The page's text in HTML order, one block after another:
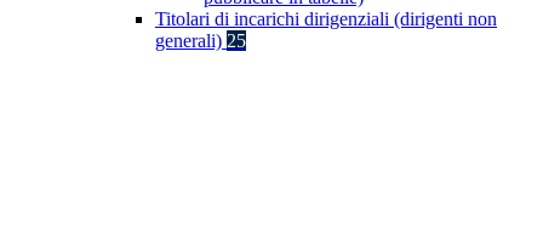
Titolari di incarichi dirigenziali (dirigenti non
generali) 25